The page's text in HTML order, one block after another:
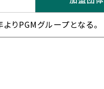
りPGMグループとなる。